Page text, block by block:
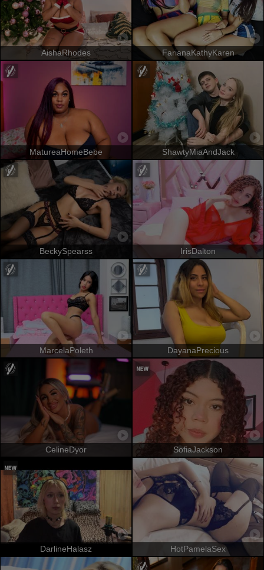
AishaRhodes FarianaKathyKaren
MatureaHomeBebe ShawtyMiaAndJack
BeckySpearss IrisDalton
MarcelaPoleth DayanaPrecious
CelineDyor SofiaJackson
DarlineHalasz HotPamelaSex